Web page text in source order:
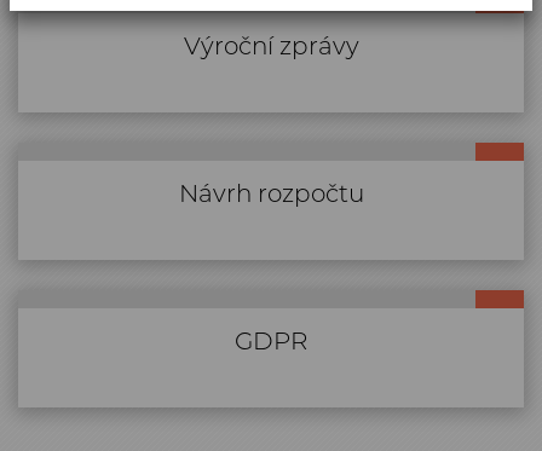
Výroční zprávy
Výroční zprávy
Návrh rozpočtu
GDPR